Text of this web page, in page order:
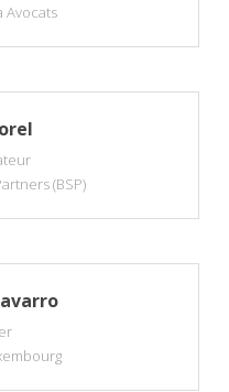
Avocats
(BSP)